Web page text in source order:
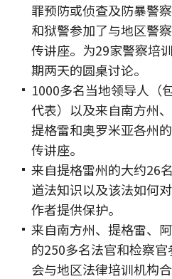
罪预防或侦查及防暴警
和狱警参加了与地区警
传讲座。为29家警察培
期两天的圆桌讨论。
1000多名当地领导人（
代表）以及来自南方州
提格雷和奥罗米亚各州
传讲座。
来自提格雷州的大约26
道法知识以及该法如何
作者提供保护。
来自南方州、提格雷、
的250多名法官和检察
会与地区法律培训机构